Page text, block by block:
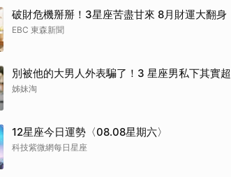
破財危機掰掰！3星座苦盡甘來 8月財運大翻身
EBC 東森新聞
別被他的大男人外表騙了！3 星座男私下其實
姊妹淘
12星座今日運勢〈08.08星期六〉
科技紫微網每日星座
取消